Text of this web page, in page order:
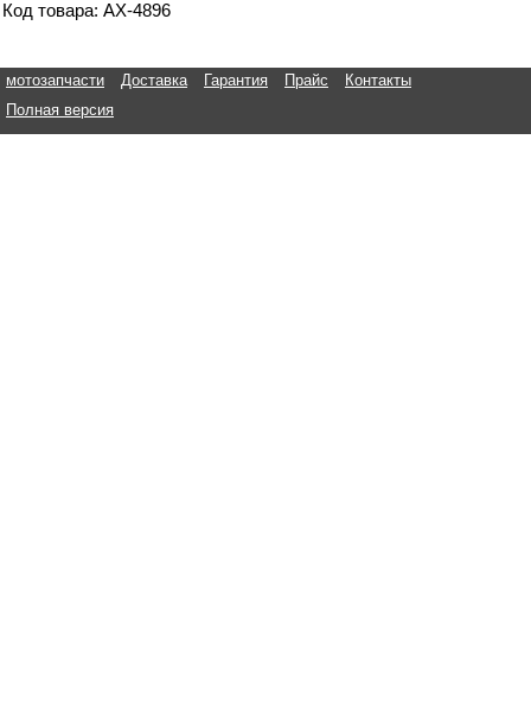
Код товара: АХ-4896
мотозапчасти Доставка Гарантия Прайс
Контакты
Полная версия